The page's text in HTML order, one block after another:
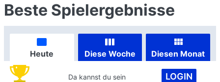
Beste Spielergebnisse
Heute Diese Woche Diesen Monat
Da kannst du sein LOGIN